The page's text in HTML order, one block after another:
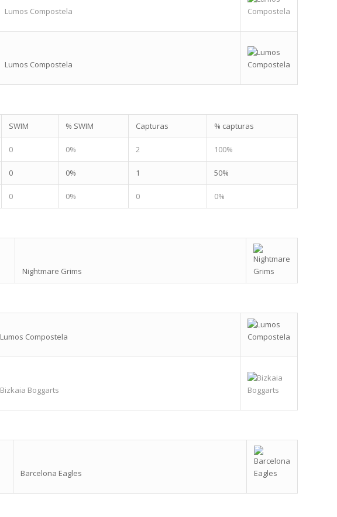
Lumos Compostela
Lumos Compostela
SWIM % SWIM Capturas % capturas
0 0% 2 100%
0 0% 1 50%
0 0% 0 0%
Nightmare Grims
Lumos Compostela
Bizkaia Boggarts
Barcelona Eagles